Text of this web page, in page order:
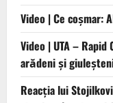
Video | Ce coșmar:
Video | UTA –
arădeni și
Reacția lui